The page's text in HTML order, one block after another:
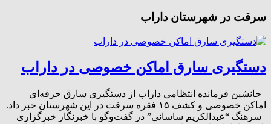
سرقت در شهرستان داراب
دستگیری سارق اماکن خصوصی در داراب
جانشین فرمانده انتظامی داراب از دستگیری سارق حرفه‌ای
اماکن خصوصی و کشف ۱۵ فقره سرقت در این شهرستان خبر داد.
سرهنگ “عبدالکریم ساسانی” در گفت‌وگو با خبرنگار خبرگزاری